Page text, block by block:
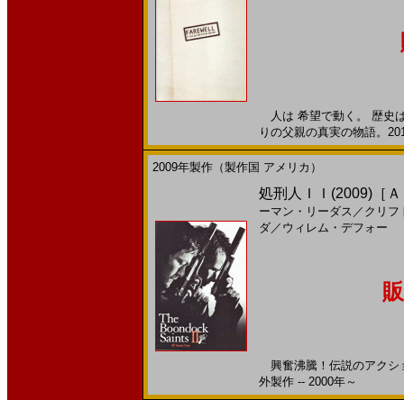
人は 希望で動く。 歴史
りの父親の真実の物語。
2009年製作（製作国 アメリカ）
処刑人ＩＩ(2009)［
ーマン・リーダス ／ クリフ
ダ／ ウィレム・デフォー
興奮沸騰！伝説のアク
外製作 -- 2000年～